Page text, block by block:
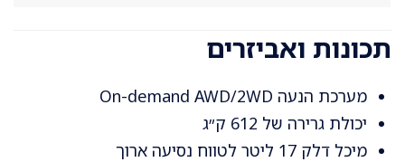
תכונות ואביזרים
מערכת הנעה On-demand AWD/2WD
יכולת גרירה של 612 ק״ג
מיכל דלק 17 ליטר לטווח נסיעה ארוך